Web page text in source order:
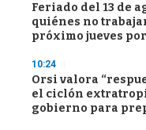
Feriado del 13 de
quiénes no
próximo jueves
10:24
Orsi valora
el ciclón
gobierno para